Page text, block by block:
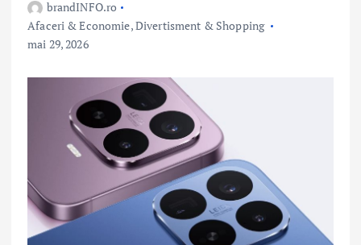
brandINFO.ro
Afaceri & Economie,Divertisment & Shopping
mai 29, 2026